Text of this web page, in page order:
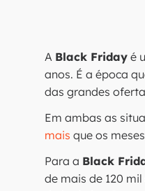
A Black Friday é
anos. É a época
das grandes
Em ambas as
mais que os
Para a Black
de mais de 120